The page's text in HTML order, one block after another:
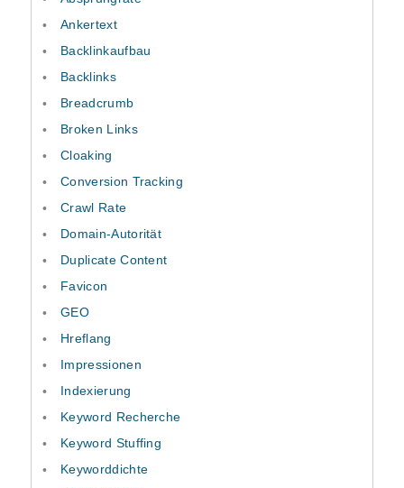
Ankertext
Backlinkaufbau
Backlinks
Breadcrumb
Broken Links
Cloaking
Conversion Tracking
Crawl Rate
Domain-Autorität
Duplicate Content
Favicon
GEO
Hreflang
Impressionen
Indexierung
Keyword Recherche
Keyword Stuffing
Keyworddichte